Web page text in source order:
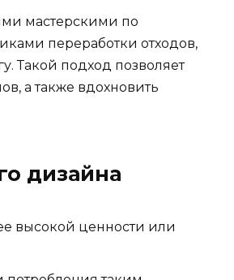
мастерскими по
переработки отходов,
Такой подход позволяет
а также вдохновить
дизайна
высокой ценности или